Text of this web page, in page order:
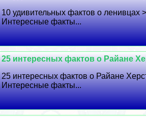
10 удивительных фактов о ленивцах >
Интересные факты...
25 интересных фактов о Райане
25 интересных фактов о Райане
Интересные факты...